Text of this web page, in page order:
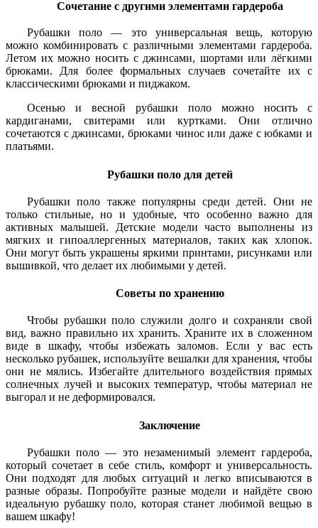
Сочетание с другими элементами гардероба
Рубашки поло — это универсальная вещь, которую
можно комбинировать с различными элементами гардероба.
Летом их можно носить с джинсами, шортами или лёгкими
брюками. Для более формальных случаев сочетайте их с
классическими брюками и пиджаком.
Осенью и весной рубашки поло можно носить с
кардиганами, свитерами или куртками. Они отлично
сочетаются с джинсами, брюками чинос или даже с юбками и
платьями.
Рубашки поло для детей
Рубашки поло также популярны среди детей. Они не
только стильные, но и удобные, что особенно важно для
активных малышей. Детские модели часто выполнены из
мягких и гипоаллергенных материалов, таких как хлопок.
Они могут быть украшены яркими принтами, рисунками или
вышивкой, что делает их любимыми у детей.
Советы по хранению
Чтобы рубашки поло служили долго и сохраняли свой
вид, важно правильно их хранить. Храните их в сложенном
виде в шкафу, чтобы избежать заломов. Если у вас есть
несколько рубашек, используйте вешалки для хранения, чтобы
они не мялись. Избегайте длительного воздействия прямых
солнечных лучей и высоких температур, чтобы материал не
выгорал и не деформировался.
Заключение
Рубашки поло — это незаменимый элемент гардероба,
который сочетает в себе стиль, комфорт и универсальность.
Они подходят для любых ситуаций и легко вписываются в
разные образы. Попробуйте разные модели и найдёте свою
идеальную рубашку поло, которая станет любимой вещью в
вашем шкафу!